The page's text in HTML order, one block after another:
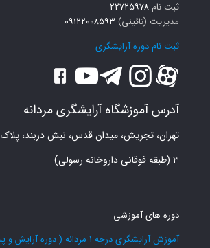
ثبت نام ۲۲۷۲۵۹۷۸
مدیریت (نائینی) ۰۹۱۲۲۰۰۸۵۹۳
ثبت نام دوره آرایشگری
آدرس آموزشگاه آرایشگری مردانه
تهران، تجریش، میدان قدس، نبش دربند، پلاک ۳، طبقه
۳ (طبقه فوقانی داروخانه رسولی)
دوره های آموزشی
آموزش آرایشگری درجه 1 مردانه ( دوره آرایش و پیرایش پیشرفته)